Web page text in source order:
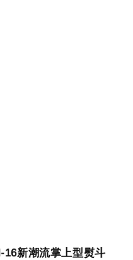
16新潮流掌上型熨斗